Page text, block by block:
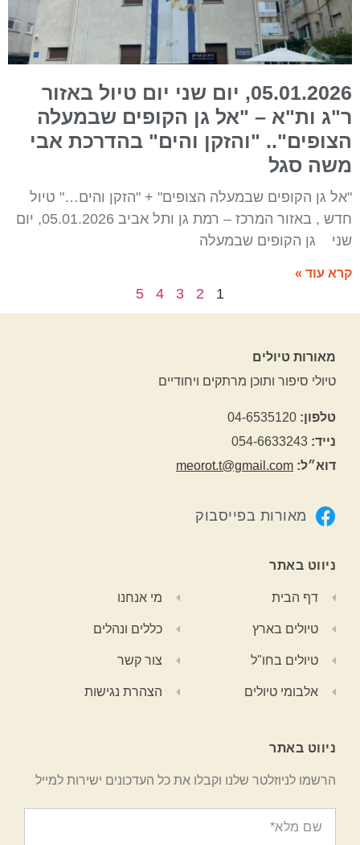
05.01.2026, יום שני יום טיול באזור
ר"ג ות"א – "אל גן הקופים שבמעלה
הצופים".. "והזקן והים" בהדרכת אבי
משה סגל
"אל גן הקופים שבמעלה הצופים" + "הזקן והים…" טיול
חדש , באזור המרכז – רמת גן ותל אביב 05.01.2026, יום
שני גן הקופים שבמעלה
קרא עוד »
1
2
3
4
5
מאורות טיולים
טיולי סיפור ותוכן מרתקים ויחודיים
טלפון:
נייד:
דוא״ל: meorot.t@gmail.com
מאורות בפייסבוק
ניווט באתר
דף הבית
טיולים בארץ
טיולים בחו"ל
אלבומי טיולים
מי אנחנו
כללים ונהלים
צור קשר
הצהרת נגישות
ניווט באתר
הרשמו לניוזלטר שלנו וקבלו את כל העדכונים ישירות למייל